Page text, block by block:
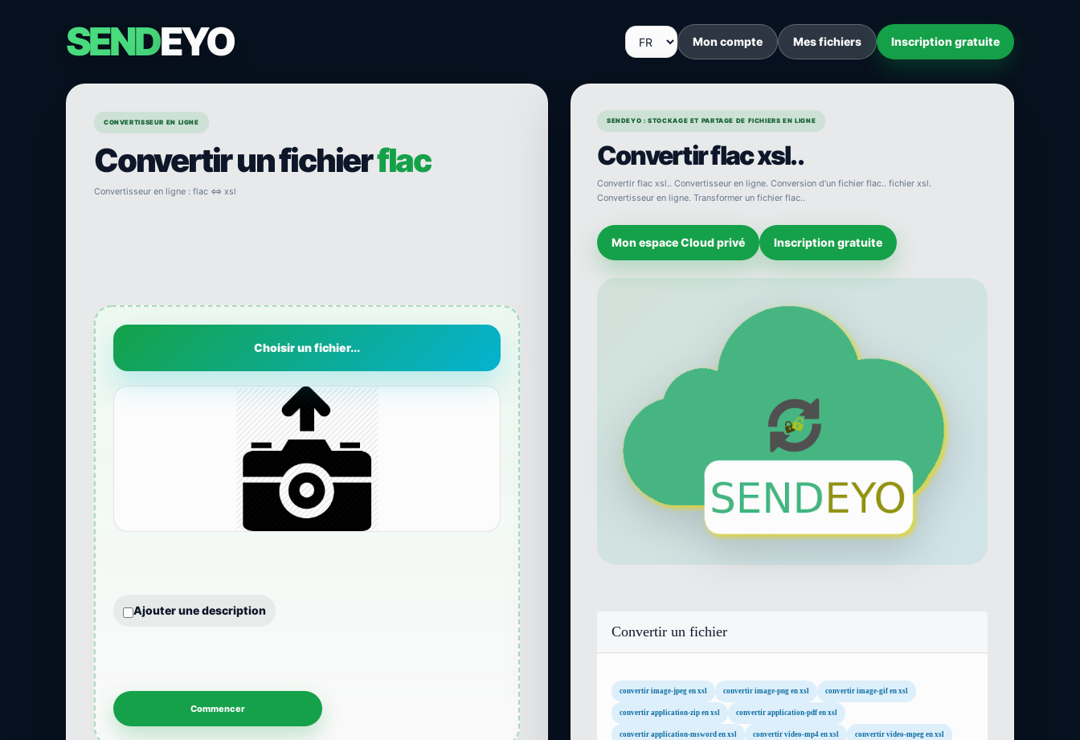
SENDEYO Mon compte Mes fichiers Inscription gratuite
CONVERTISSEUR EN LIGNE
Convertir un fichierflac
Convertisseur en ligne : flac ⇔ xsl
Choisir un fichier...
Ajouter une description
SENDEYO : STOCKAGE ET PARTAGE DE FICHIERS EN LIGNE
Convertir flac xsl..
Convertir flac xsl.. Convertisseur en ligne. Conversion d'un fichier flac.. fichier xsl.
Convertisseur en ligne. Transformer un fichier flac..
Mon espace Cloud privé Inscription gratuite
Convertir un fichier
convertir image-jpeg en xsl convertir image-png en xsl convertir image-gif en xsl
convertir application-zip en xsl convertir application-pdf en xsl
convertir application-msword en xsl convertir video-mp4 en xsl convertir video-mpeg en xsl